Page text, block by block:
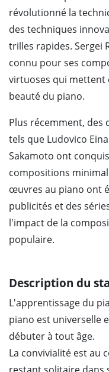
révolutionné la
des techniques
trilles rapides. Sergei
connu pour ses
virtuoses qui mettent
beauté du piano.
Plus récemment,
tels que Ludovico
Sakamoto ont
compositions
œuvres au piano ont
publicités et des
l'impact de la
populaire.
Description du
L'apprentissage du
piano est universelle
débuter à tout âge.
La convivialité est au
restant solitaire dans